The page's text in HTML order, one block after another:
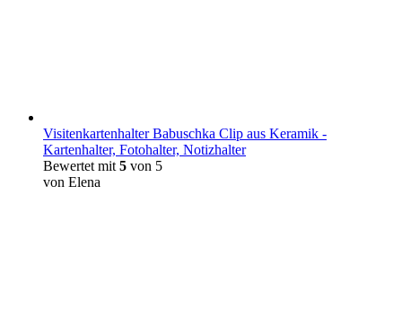
Visitenkartenhalter Babuschka Clip aus Keramik -
Kartenhalter, Fotohalter, Notizhalter
Bewertet mit 5 von 5
von Elena